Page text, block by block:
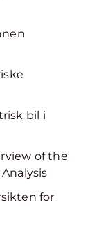
bil i
of the
for